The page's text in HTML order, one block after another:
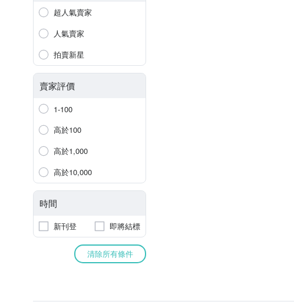
超人氣賣家
人氣賣家
拍賣新星
賣家評價
1-100
高於100
高於1,000
高於10,000
時間
新刊登 即將結標
清除所有條件